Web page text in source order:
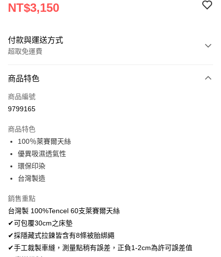
NT$3,150
付款與運送方式
超取免運費
信用卡一次付款
超商取貨付款
Apple Pay
悠遊付
Google Pay
AFTEE先享後付
相關說明
AFTEE先享後付是「在收到商品之後才付款」的支付方式。 讓您購物簡單
便利好安心！
１．簡單：不需註冊會員、不需綁卡、不需儲值。
２．便利：只要手機號碼，簡訊認證，即可結帳。
ATM付款
運送方式
商品特色
商品編號
9799165
商品特色
100％萊賽爾天絲
優異吸濕透氣性
環保印染
台灣製造
銷售重點
台灣製 100%Tencel 60支萊賽爾天絲
✔可包覆30cm之床墊
✔採隱藏式拉鍊皆含有8條被胎綁繩
✔手工裁製車縫，測量點稍有誤差，正負1-2cm為許可誤差值